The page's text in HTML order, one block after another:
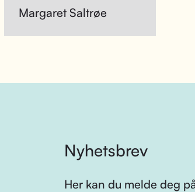
Margaret Saltrøe
Nyhetsbrev
Her kan du melde deg